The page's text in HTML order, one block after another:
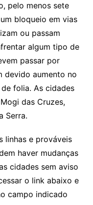
pelo menos sete
bloqueio em vias
ou passam
algum tipo de
passar por
devido aumento no
folia. As cidades
das Cruzes,
Serra.
linhas e prováveis
haver mudanças
cidades sem aviso
o link abaixo e
campo indicado